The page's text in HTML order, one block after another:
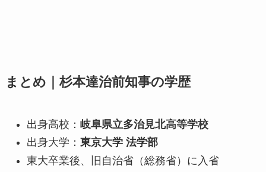
まとめ｜杉本達治前知事の学歴
出身高校： 岐阜県立多治見北高等学校
出身大学： 東京大学 法学部
東大卒業後、旧自治省（総務省）に入省